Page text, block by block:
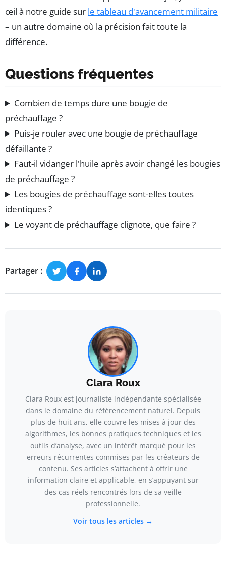
œil à notre guide sur le tableau d'avancement militaire
– un autre domaine où la précision fait toute la
différence.
Questions fréquentes
Combien de temps dure une bougie de
préchauffage ?
Puis-je rouler avec une bougie de préchauffage
défaillante ?
Faut-il vidanger l'huile après avoir changé les bougies
de préchauffage ?
Les bougies de préchauffage sont-elles toutes
identiques ?
Le voyant de préchauffage clignote, que faire ?
Partager :
Clara Roux
Clara Roux est journaliste indépendante spécialisée
dans le domaine du référencement naturel. Depuis
plus de huit ans, elle couvre les mises à jour des
algorithmes, les bonnes pratiques techniques et les
outils d’analyse, avec un intérêt marqué pour les
erreurs récurrentes commises par les créateurs de
contenu. Ses articles s’attachent à offrir une
information claire et applicable, en s’appuyant sur
des cas réels rencontrés lors de sa veille
professionnelle.
Voir tous les articles →